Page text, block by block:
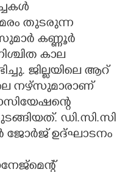
തുടരുന്ന
കണ്ണൂർ
കാല
ജില്ലയിലെ ആറ്
നഴ്സുമാരാണ്
ഡി.സി.സി
ജോർജ് ഉദ്ഘാടനം